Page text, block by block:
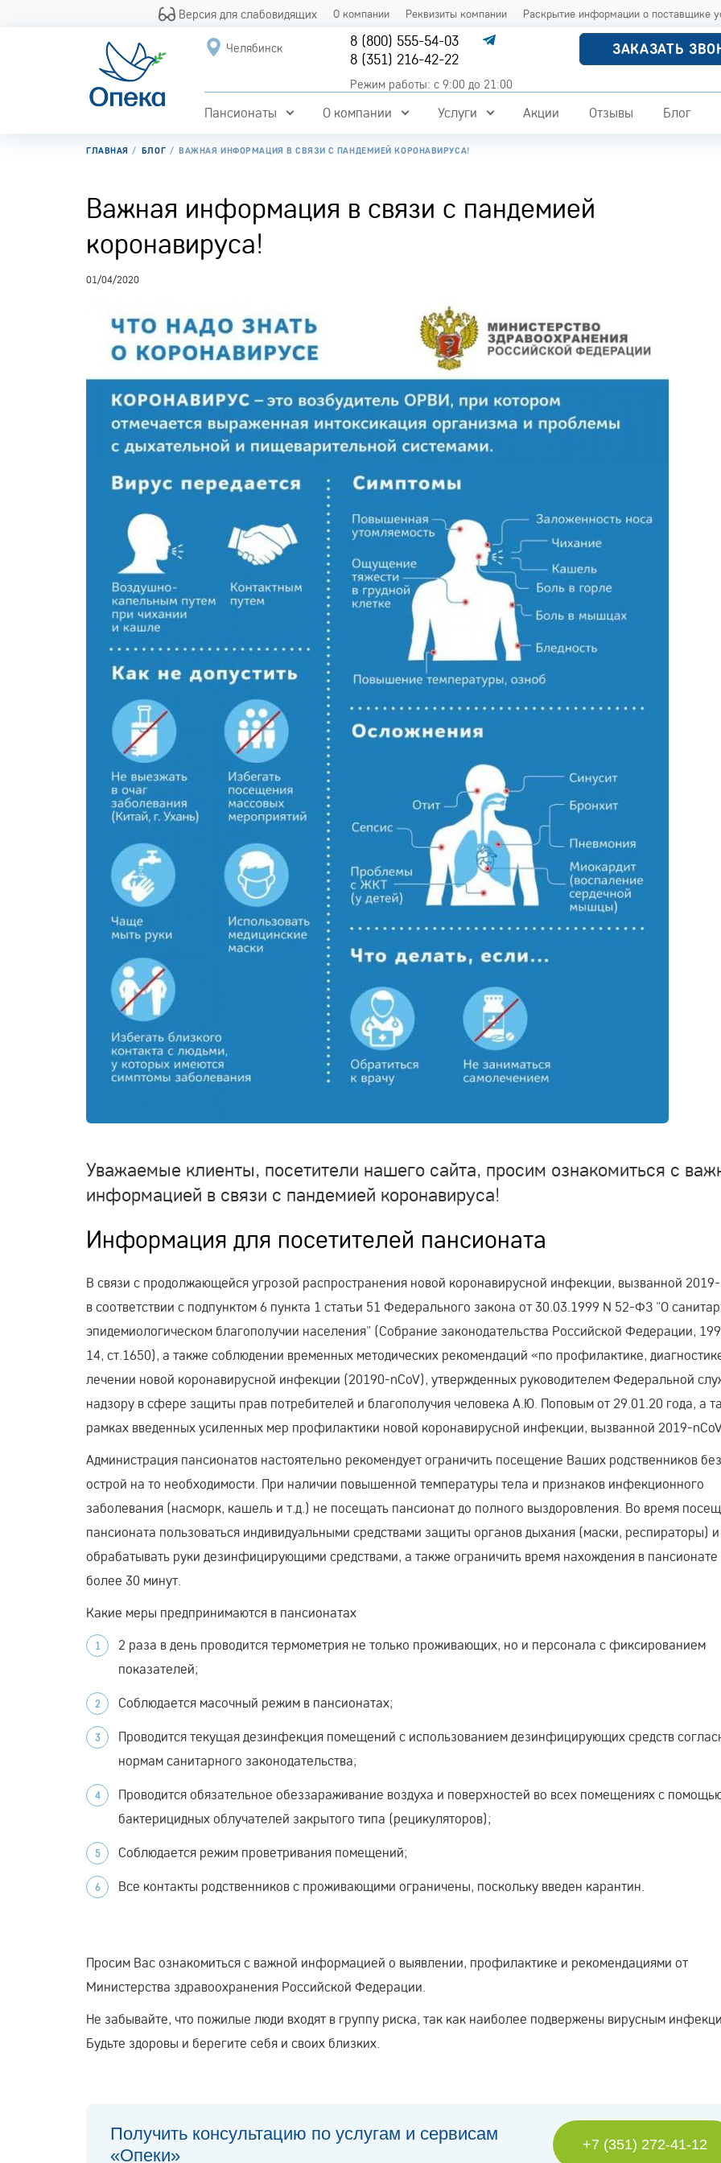
Версия для слабовидящих О компании Реквизиты компании Раскрытие информации о поставщике
Челябинск
8 (800) 555-54-03
8 (351) 216-42-22
Режим работы: с 9:00 до 21:00
ЗАКАЗАТЬ
Пансионаты О компании Услуги Акции Отзывы Блог
ГЛАВНАЯ БЛОГ ВАЖНАЯ ИНФОРМАЦИЯ В СВЯЗИ С ПАНДЕМИЕЙ КОРОНАВИРУСА!
Важная информация в связи с пандемией
коронавируса!
01/04/2020
Уважаемые клиенты, посетители нашего сайта, просим ознакомиться с
информацией в связи с пандемией коронавируса!
Информация для посетителей пансионата
В связи с продолжающейся угрозой распространения новой коронавирусной инфекции, вызванной
в соответствии с подпунктом 6 пункта 1 статьи 51 Федерального закона от 30.03.1999 N 52-ФЗ "О
эпидемиологическом благополучии населения" (Собрание законодательства Российской Федерации,
14, ст.1650), а также соблюдении временных методических рекомендаций «по профилактике,
лечении новой коронавирусной инфекции (20190-nCoV), утвержденных руководителем Федеральной
надзору в сфере защиты прав потребителей и благополучия человека А.Ю. Поповым от 29.01.20 года, а
рамках введенных усиленных мер профилактики новой коронавирусной инфекции, вызванной 2019-
Администрация пансионатов настоятельно рекомендует ограничить посещение Ваших родственников без
острой на то необходимости. При наличии повышенной температуры тела и признаков инфекционного
заболевания (насморк, кашель и т.д.) не посещать пансионат до полного выздоровления. Во время
пансионата пользоваться индивидуальными средствами защиты органов дыхания (маски, респираторы) и
обрабатывать руки дезинфицирующими средствами, а также ограничить время нахождения в пансионате
более 30 минут.
Какие меры предпринимаются в пансионатах
2 раза в день проводится термометрия не только проживающих, но и персонала с фиксированием
показателей;
Соблюдается масочный режим в пансионатах;
Проводится текущая дезинфекция помещений с использованием дезинфицирующих средств
нормам санитарного законодательства;
Проводится обязательное обеззараживание воздуха и поверхностей во всех помещениях с
бактерицидных облучателей закрытого типа (рецикуляторов);
Соблюдается режим проветривания помещений;
Все контакты родственников с проживающими ограничены, поскольку введен карантин.
Просим Вас ознакомиться с важной информацией о выявлении, профилактике и рекомендациями от
Министерства здравоохранения Российской Федерации.
Не забывайте, что пожилые люди входят в группу риска, так как наиболее подвержены вирусным
Будьте здоровы и берегите себя и своих близких.
Получить консультацию по услугам и сервисам
«Опеки»
+7 (351) 272-41-12